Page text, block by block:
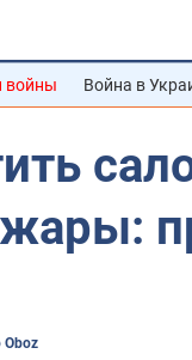
войны Война в
жары:
Oboz